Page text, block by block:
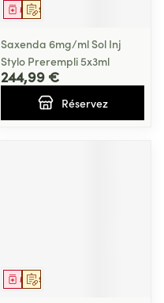
Sur prescription
Médicament
Saxenda 6mg/ml Sol Inj
Stylo Prerempli 5x3ml
244,99 €
Réservez
Sur prescription
Médicament